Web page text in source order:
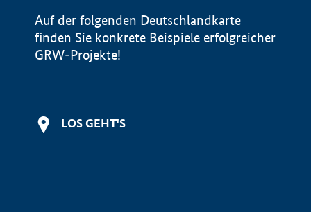
Auf der folgenden Deutschlandkarte
finden Sie konkrete Beispiele erfolgreicher
GRW-Projekte!
LOS GEHT'S